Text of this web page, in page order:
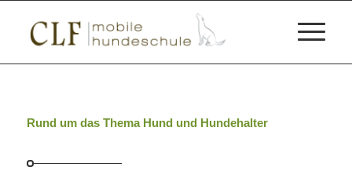
Rund um das Thema Hund und Hundehalter